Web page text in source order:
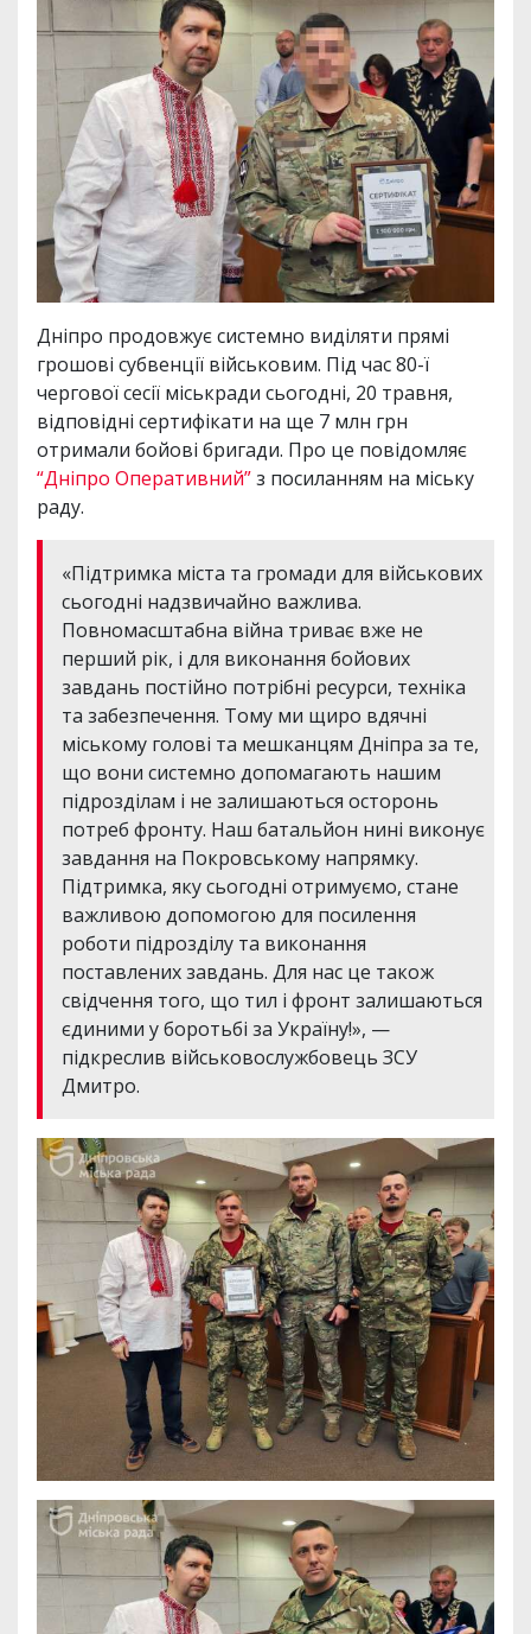
Дніпро продовжує системно виділяти прямі
грошові субвенції військовим. Під час 80-ї
чергової сесії міськради сьогодні, 20 травня,
відповідні сертифікати на ще 7 млн грн
отримали бойові бригади. Про це повідомляє
“Дніпро Оперативний”з посиланням на міську
раду.
«Підтримка міста та громади для військових
сьогодні надзвичайно важлива.
Повномасштабна війна триває вже не
перший рік, і для виконання бойових
завдань постійно потрібні ресурси, техніка
та забезпечення. Тому ми щиро вдячні
міському голові та мешканцям Дніпра за те,
що вони системно допомагають нашим
підрозділам і не залишаються осторонь
потреб фронту. Наш батальйон нині виконує
завдання на Покровському напрямку.
Підтримка, яку сьогодні отримуємо, стане
важливою допомогою для посилення
роботи підрозділу та виконання
поставлених завдань. Для нас це також
свідчення того, що тил і фронт залишаються
єдиними у боротьбі за Україну!», —
підкреслив військовослужбовець ЗСУ
Дмитро.